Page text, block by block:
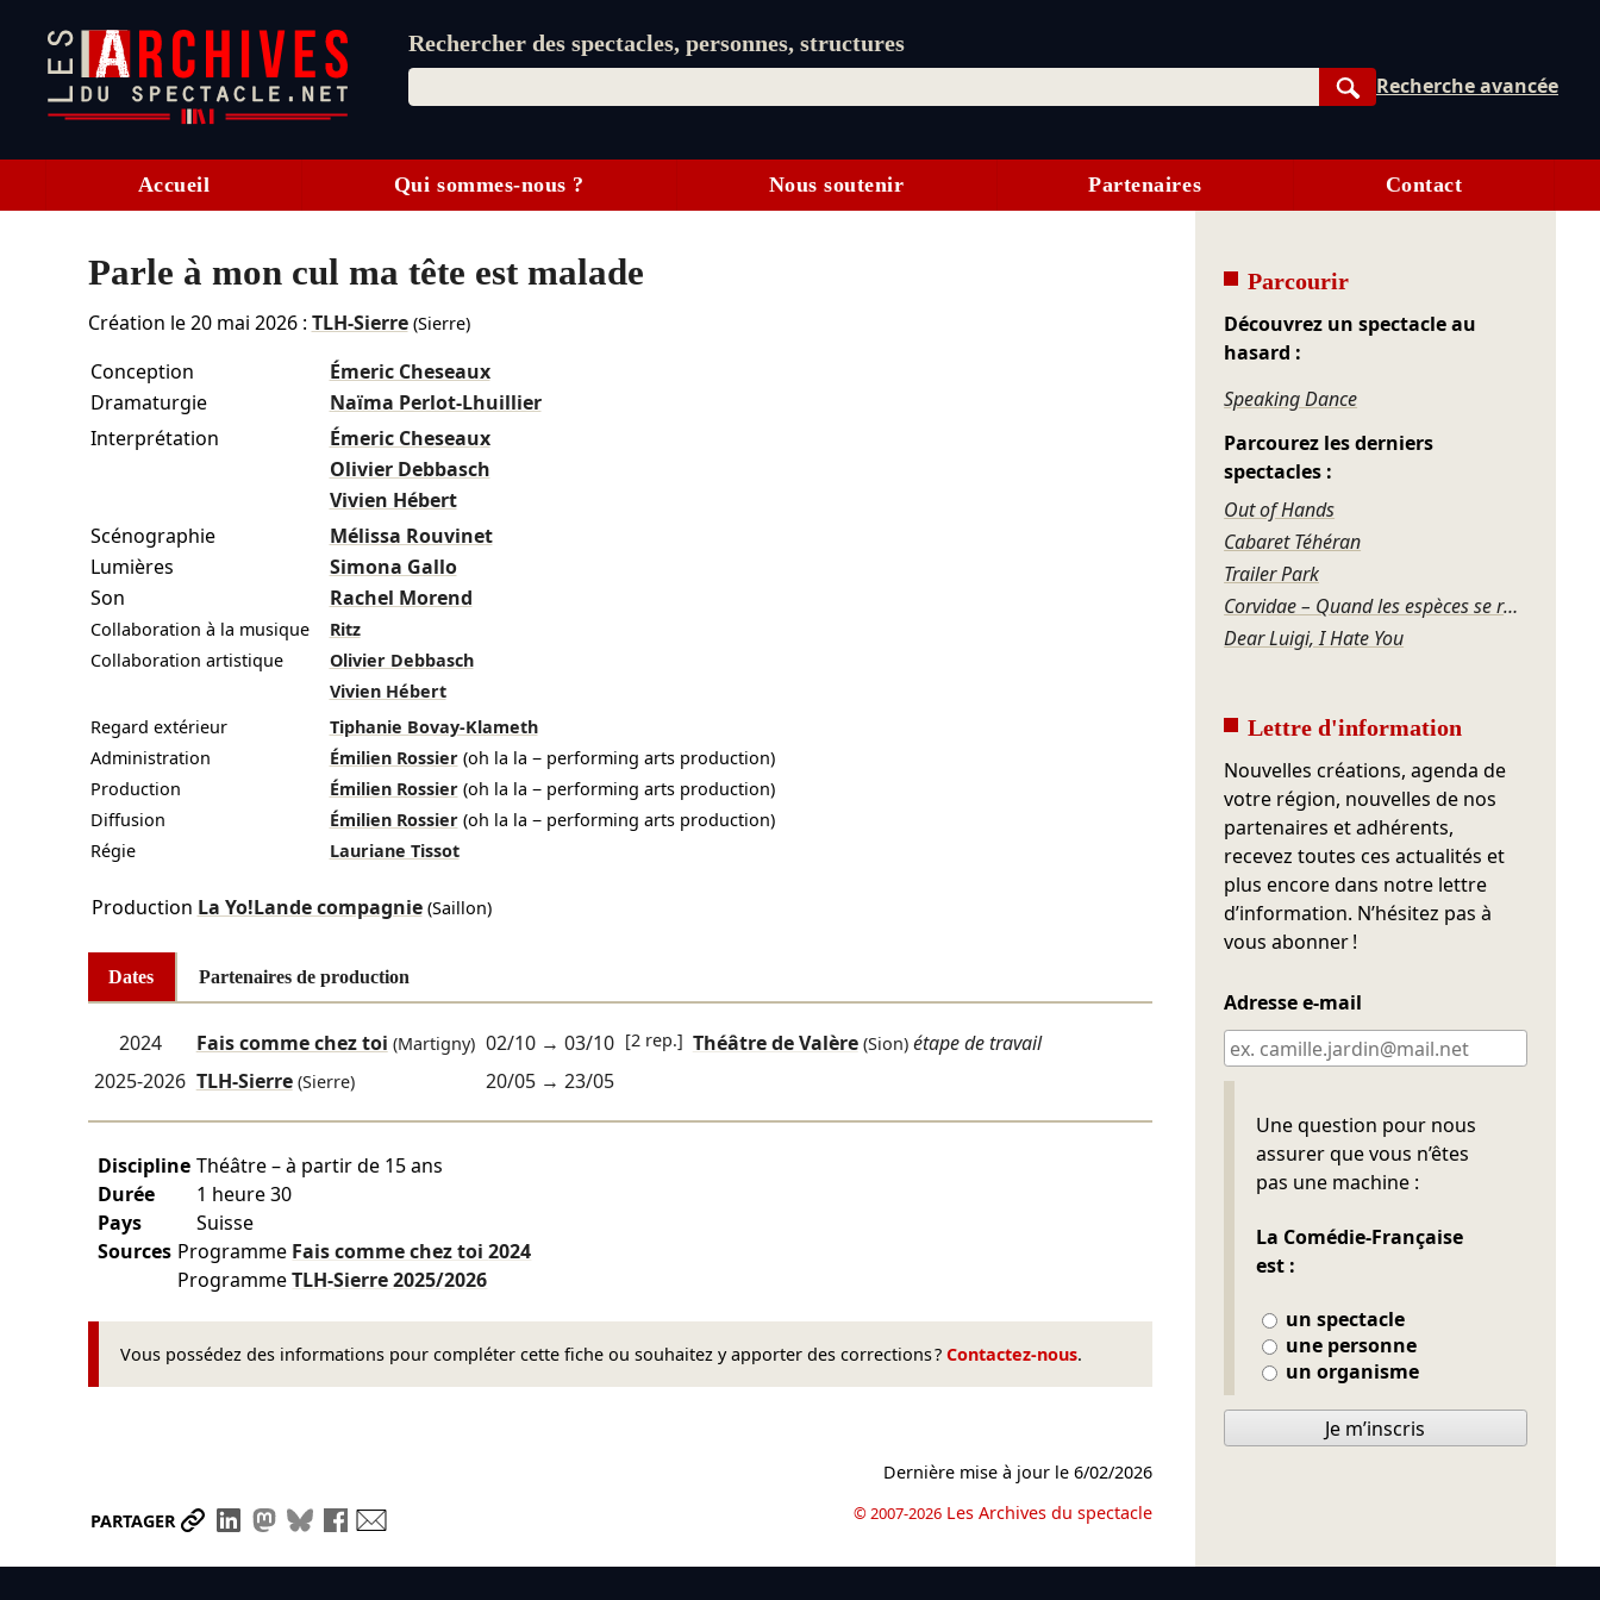
Rechercher des spectacles, personnes, structures
Rechercher
Recherche avancée
Accueil Qui sommes-nous ? Nous soutenir Partenaires Contact
Parle à mon cul ma tête est malade
Création le20 mai 2026: TLH-Sierre(Sierre)
Conception
Émeric Cheseaux
Dramaturgie
Naïma Perlot-Lhuillier
Interprétation
Émeric Cheseaux
Olivier Debbasch
Vivien Hébert
Scénographie
Mélissa Rouvinet
Lumières
Simona Gallo
Son
Rachel Morend
Collaboration à la musique
Ritz
Collaboration artistique
Olivier Debbasch
Vivien Hébert
Regard extérieur
Tiphanie Bovay-Klameth
Administration
Émilien Rossier (oh la la − performing arts production)
Production
Émilien Rossier (oh la la − performing arts production)
Diffusion
Émilien Rossier (oh la la − performing arts production)
Régie
Lauriane Tissot
Production La Yo!Lande compagnie(Saillon)
Dates Partenaires de production
2024 Fais comme chez toi (Martigny) 02/10→ 03/10 [2 rep.] Théâtre de Valère (Sion) étape de travail
2025-2026 TLH-Sierre(Sierre) 20/05→ 23/05
Discipline Théâtre – à partir de 15 ans
Durée
1 heure 30
Pays
Suisse
Sources Programme Fais comme chez toi2024
ProgrammeTLH-Sierre2025/2026
Vous possédez des informations pour compléter cette fiche ou souhaitez y apporter des corrections ? Contactez-nous.
PARTAGER Partager le lien
Partager sur LinkedIn
Partager sur Mastodon
Partager sur Bluesky
Partager sur Facebook
Dernière mise à jour le6/02/2026
© 2007-2026 Les Archives du spectacle
Parcourir
Découvrez un spectacle au
hasard :
Speaking Dance
Parcourez les derniers
spectacles :
Out of Hands
Cabaret Téhéran
Trailer Park
Corvidae – Quand les espèces se regardent
Dear Luigi, I Hate You
Lettre d'information
Nouvelles créations, agenda de
votre région, nouvelles de nos
partenaires et adhérents,
recevez toutes ces actualités et
plus encore dans notre lettre
d’information. N’hésitez pas à
vous abonner !
Adresse e-mail
Une question pour nous
assurer que vous n’êtes
pas une machine :
La Comédie-Française
est :
un spectacle
une personne
un organisme
Ne pas remplir
Je m’inscris